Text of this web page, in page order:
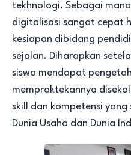
tekhnologi. Sebagai
digitalisasi sangat cepat
kesiapan dibidang
sejalan. Diharapkan
siswa mendapat
mempraktekannya
skill dan kompetensi
Dunia Usaha dan Dunia